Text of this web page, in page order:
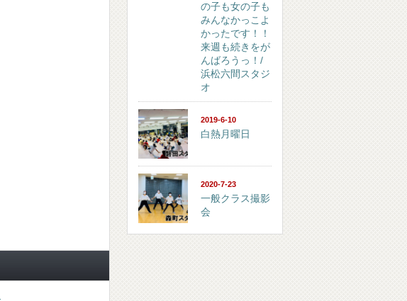
の子も女の子も
みんなかっこよ
かったです！！
来週も続きをが
んばろうっ！/
浜松六間スタジ
オ
2019-6-10
白熱月曜日
2020-7-23
一般クラス撮影
会